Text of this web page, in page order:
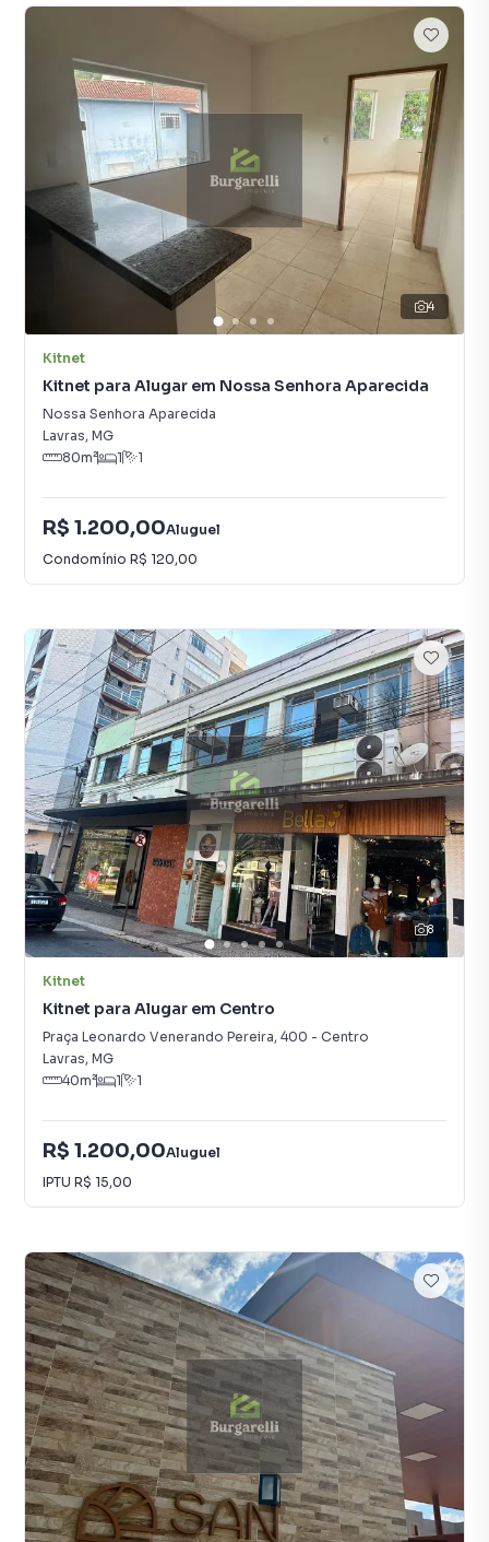
4
Kitnet
Kitnet para Alugar em Nossa Senhora Aparecida
Nossa Senhora Aparecida
Lavras, MG
80m² 1 1
R$ 1.200,00Aluguel
Condomínio R$ 120,00
8
Kitnet
Kitnet para Alugar em Centro
Praça Leonardo Venerando Pereira, 400 - Centro
Lavras, MG
40m² 1 1
R$ 1.200,00Aluguel
IPTU R$ 15,00